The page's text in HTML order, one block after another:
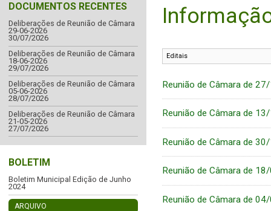
DOCUMENTOS RECENTES
Deliberações de Reunião de Câmara
29-06-2026
30/07/2026
Deliberações de Reunião de Câmara
18-06-2026
29/07/2026
Deliberações de Reunião de Câmara
05-06-2026
28/07/2026
Deliberações de Reunião de Câmara
21-05-2026
27/07/2026
BOLETIM
Boletim Municipal Edição de Junho
2024
ARQUIVO
Reunião de Câmara de
Reunião de Câmara de
Reunião de Câmara de
Reunião de Câmara de
Reunião de Câmara de